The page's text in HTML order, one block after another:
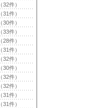
（32件）
（31件）
（30件）
（33件）
（28件）
（31件）
（32件）
（30件）
（32件）
（32件）
（31件）
（31件）